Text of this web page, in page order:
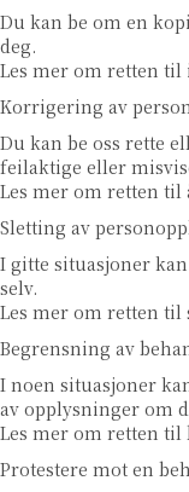
Du kan be om en
deg.
Les mer om retten til
Korrigering av
Du kan be oss rette
feilaktige eller
Les mer om retten
Sletting av
I gitte situasjoner
selv.
Les mer om retten til
Begrensning av
I noen situasjoner
av opplysninger om
Les mer om retten til
Protestere mot en